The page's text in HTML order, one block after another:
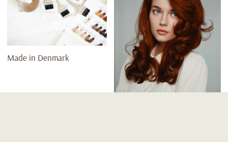
(ПОЧЕМУ МЫ)
Лучшая студия красоты по версии LIVE
ORGANIC AWARDS 2022